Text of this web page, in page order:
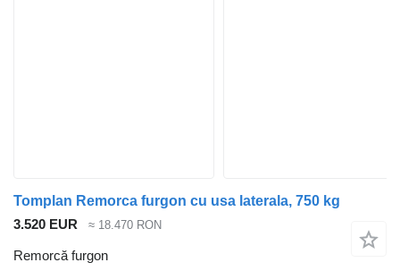
Tomplan Remorca furgon cu usa laterala, 750 kg
3.520 EUR
≈ 18.470 RON
Remorcă furgon